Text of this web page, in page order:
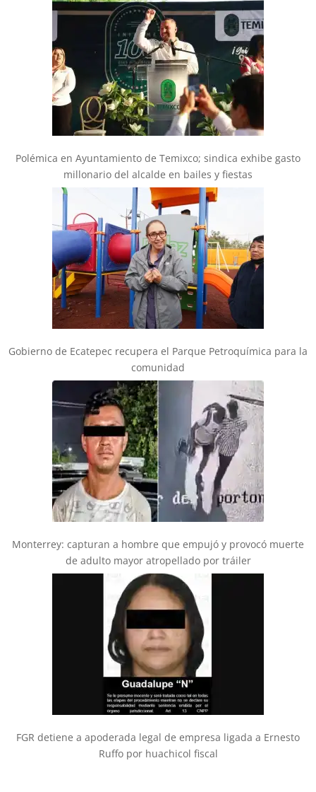
Polémica en Ayuntamiento de Temixco; sindica exhibe gasto
millonario del alcalde en bailes y fiestas
Gobierno de Ecatepec recupera el Parque Petroquímica para la
comunidad
Monterrey: capturan a hombre que empujó y provocó muerte
de adulto mayor atropellado por tráiler
FGR detiene a apoderada legal de empresa ligada a Ernesto
Ruffo por huachicol fiscal